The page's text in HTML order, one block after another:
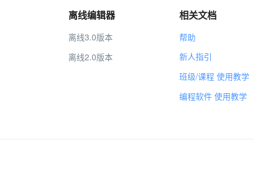
离线编辑器
离线3.0版本
离线2.0版本
相关文档
帮助
新人指引
班级/课程 使用教学
编程软件 使用教学